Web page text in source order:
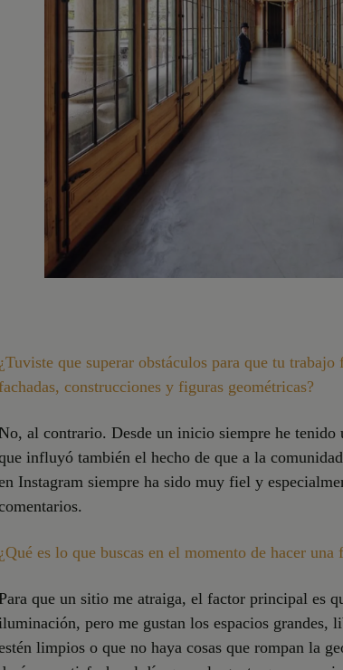
¿Tuviste que superar obstáculos para que tu trabajo
fachadas, construcciones y figuras geométricas?
al contrario. Desde un inicio siempre he tenido
influyó también el hecho de que a la
Instagram siempre ha sido muy fiel y
¿Qué es lo que buscas en el momento de hacer una
que un sitio me atraiga, el factor principal es
iluminación, pero me gustan los espacios grandes,
limpios o que no haya cosas que rompan la